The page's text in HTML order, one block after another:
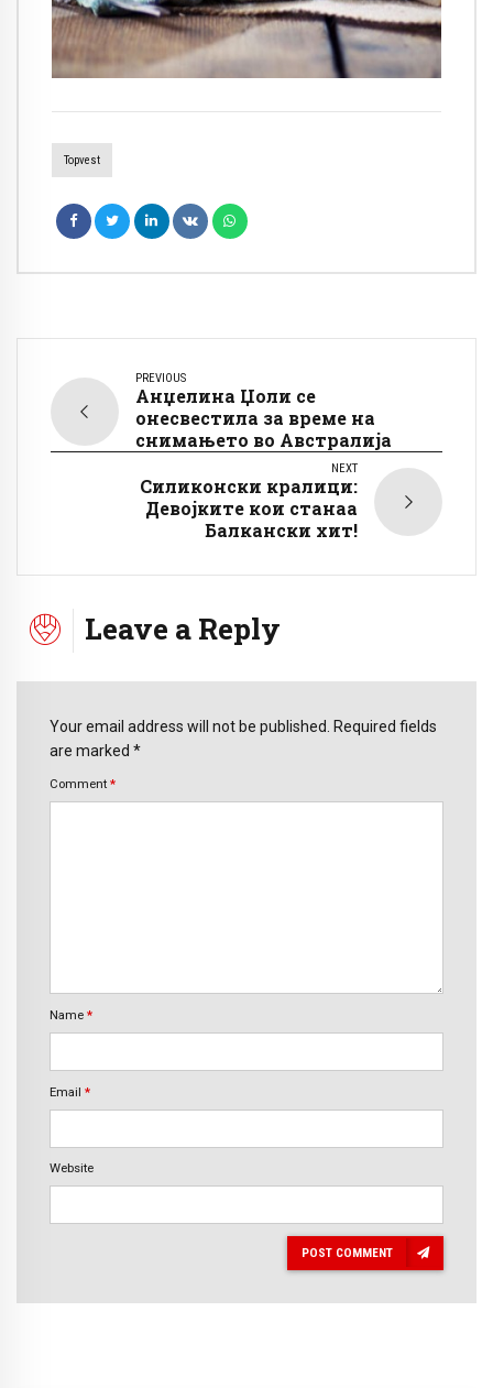
Topvest
PREVIOUS
Анџелина Џоли се
онесвестила за време на
снимањето во Австралија
NEXT
Силиконски кралици:
Девојките кои станаа
Балкански хит!
Leave a Reply
Your email address will not be published. Required fields
are marked *
Comment *
Name *
Email *
Website
POST COMMENT